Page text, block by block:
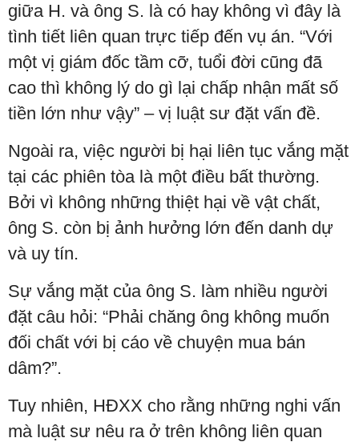
giữa H. và ông S. là có hay không vì đây là
tình tiết liên quan trực tiếp đến vụ án. “Với
một vị giám đốc tầm cỡ, tuổi đời cũng đã
cao thì không lý do gì lại chấp nhận mất số
tiền lớn như vậy” – vị luật sư đặt vấn đề.
Ngoài ra, việc người bị hại liên tục vắng mặt
tại các phiên tòa là một điều bất thường.
Bởi vì không những thiệt hại về vật chất,
ông S. còn bị ảnh hưởng lớn đến danh dự
và uy tín.
Sự vắng mặt của ông S. làm nhiều người
đặt câu hỏi: “Phải chăng ông không muốn
đối chất với bị cáo về chuyện mua bán
dâm?”.
Tuy nhiên, HĐXX cho rằng những nghi vấn
mà luật sư nêu ra ở trên không liên quan